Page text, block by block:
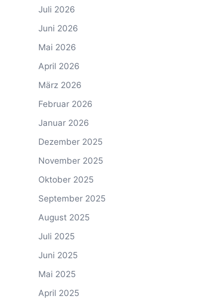
Juli 2026
Juni 2026
Mai 2026
April 2026
März 2026
Februar 2026
Januar 2026
Dezember 2025
November 2025
Oktober 2025
September 2025
August 2025
Juli 2025
Juni 2025
Mai 2025
April 2025